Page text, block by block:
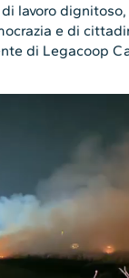
lavoro
e di
di Legacoop